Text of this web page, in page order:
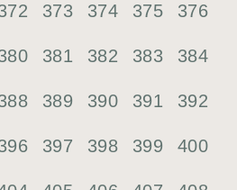
373 374 375 376
381 382 383 384
389 390 391 392
397 398 399 400